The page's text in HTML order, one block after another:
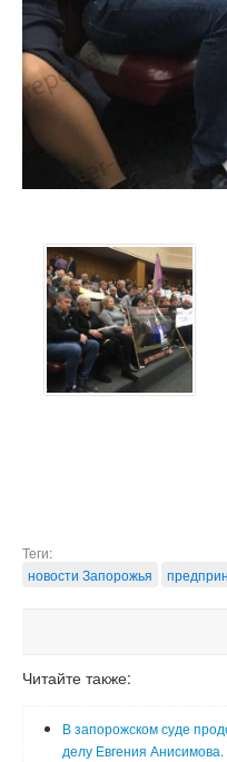
Теги:
новости Запорожья
Читайте также:
В запорожском суде
делу Евгения